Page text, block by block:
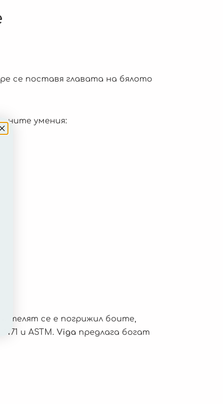
се поставя главата на бялото
умения:
се е погрижил боите,
и ASTM. Viga предлага богат